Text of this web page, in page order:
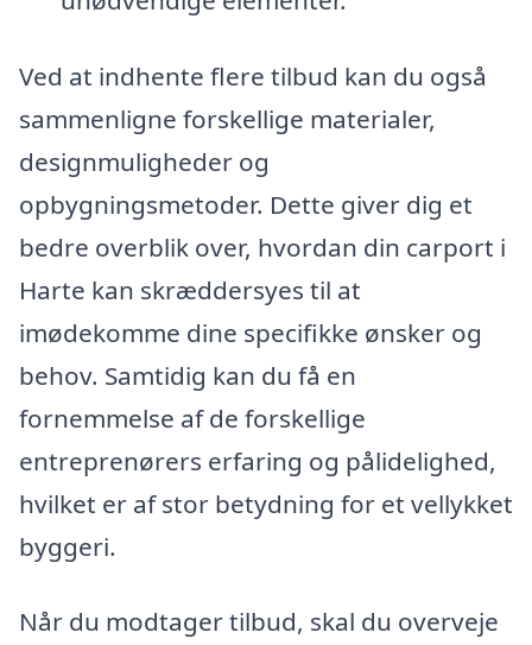
Ved at indhente flere tilbud kan du også
sammenligne forskellige materialer,
designmuligheder og
opbygningsmetoder. Dette giver dig et
bedre overblik over, hvordan din carport i
Harte kan skræddersyes til at
imødekomme dine specifikke ønsker og
behov. Samtidig kan du få en
fornemmelse af de forskellige
entreprenørers erfaring og pålidelighed,
hvilket er af stor betydning for et vellykket
byggeri.
Når du modtager tilbud, skal du overveje